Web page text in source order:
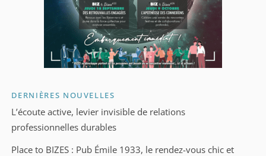
DERNIÈRES NOUVELLES
L’écoute active, levier invisible de relations
professionnelles durables
Place to BIZES : Pub Émile 1933, le rendez-vous chic et